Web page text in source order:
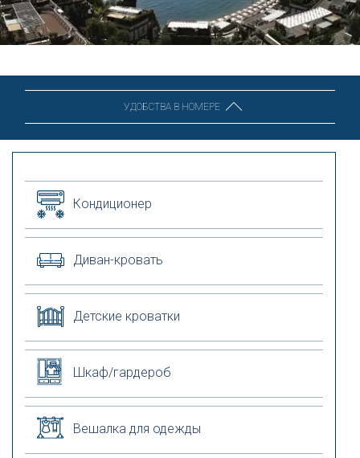
УДОБСТВА В НОМЕРЕ
Кондиционер
Диван-кровать
Детские кроватки
Шкаф/гардероб
Вешалка для одежды